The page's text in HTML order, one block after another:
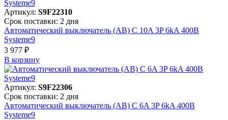
Артикул: S9F22310
Срок поставки: 2 дня
Автоматический выключатель (АВ) C 10A 3P 6kA 400В
Systeme9
3 977 ₽
В корзинy
Артикул: S9F22306
Срок поставки: 2 дня
Автоматический выключатель (АВ) C 6A 3P 6kA 400В
Systeme9